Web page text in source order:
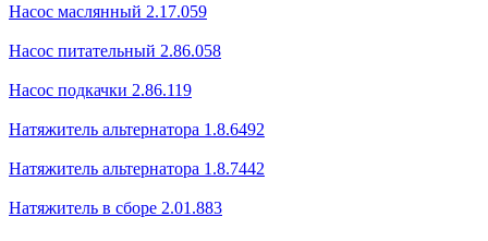
Насос маслянный 2.17.059
Насос питательный 2.86.058
Насос подкачки 2.86.119
Натяжитель альтернатора 1.8.6492
Натяжитель альтернатора 1.8.7442
Натяжитель в сборе 2.01.883